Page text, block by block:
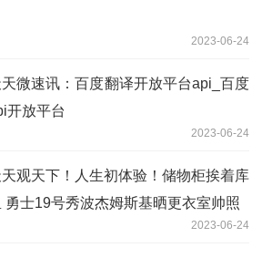
2023-06-24
天微速讯：百度翻译开放平台api_百度
开放平台
2023-06-24
天观天下！人生初体验！储物柜挨着库
勇士19号秀波杰姆斯基晒更衣室帅照
2023-06-24